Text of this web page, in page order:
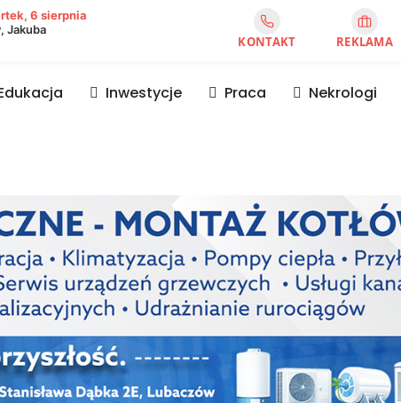
6 sierpnia
Jakuba
KONTAKT REKLAMA
Inwestycje Praca Nekrologi